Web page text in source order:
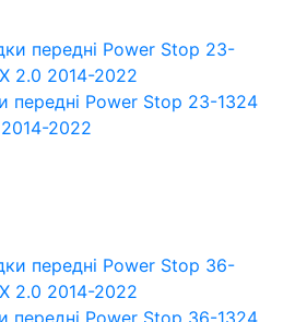
передні Power Stop 23-1324
2022
передні Power Stop 36-1324